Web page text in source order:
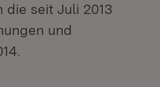
die seit Juli 2013
und